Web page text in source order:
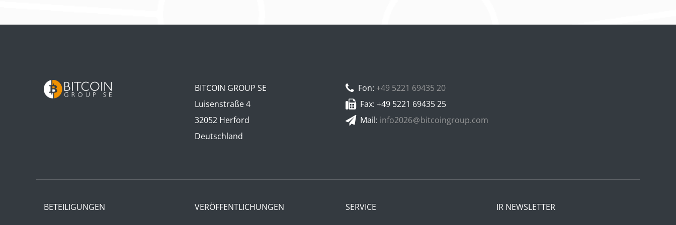
BITCOIN GROUP SE
Luisenstraße 4
32052 Herford
Deutschland
Fon: +49 5221 69435 20
Fax: +49 5221 69435 25
Mail: info2026 bitcoingroup.com
BETEILIGUNGEN VERÖFFENTLICHUNGEN SERVICE IR NEWSLETTER